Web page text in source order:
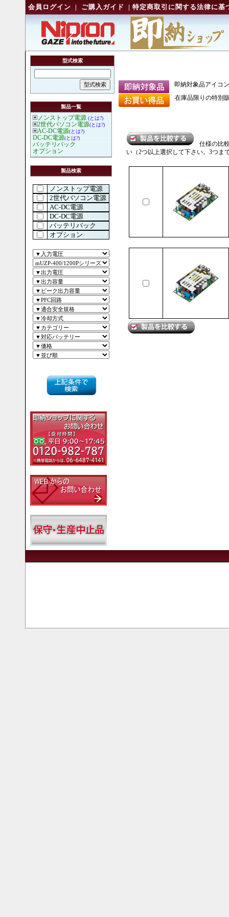
会員ログイン | ご購入ガイド | 特定商取引に関する法律に基
型式検索
製品一覧
ノンストップ電源 (とは?)
2世代パソコン電源(とは?)
AC-DC電源(とは?)
DC-DC電源(とは?)
バッテリパック
オプション
製品検索
ノンストップ電源
2世代パソコン電源
AC-DC電源
DC-DC電源
バッテリパック
オプション
即納対象品アイコ
在庫品限りの特別
仕様の比
い（2つ以上選択して下さい。3つま